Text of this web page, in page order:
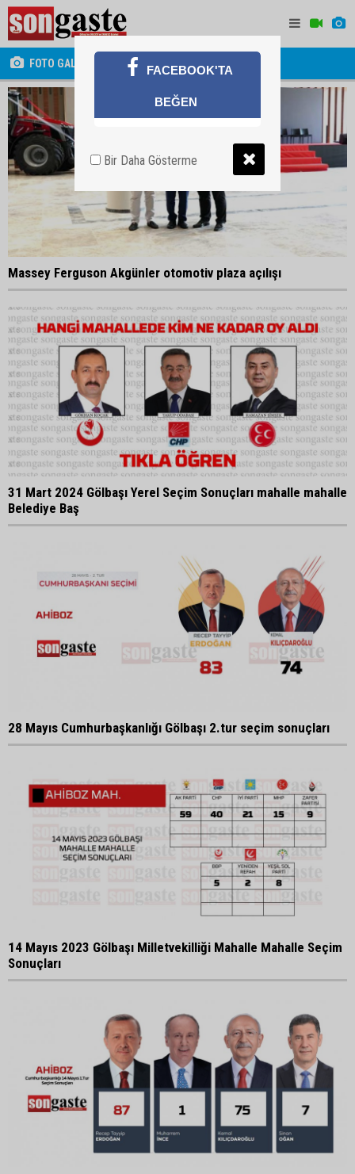
FOTO GALERİ
Massey Ferguson Akgünler otomotiv plaza açılışı
31 Mart 2024 Gölbaşı Yerel Seçim Sonuçları mahalle mahalle
Belediye Baş
28 Mayıs Cumhurbaşkanlığı Gölbaşı 2.tur seçim sonuçları
14 Mayıs 2023 Gölbaşı Milletvekilliği Mahalle Mahalle Seçim
Sonuçları
FACEBOOK'TA
BEĞEN
Bir Daha Gösterme